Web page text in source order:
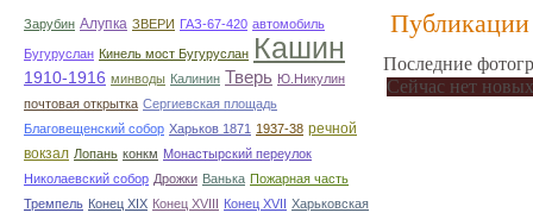
Зарубин Алупка ЗВЕРИ ГАЗ-67-420 автомобиль
Бугуруслан Кинель мост Бугуруслан Кашин
1910-1916 минводы Калинин Тверь Ю.Никулин
почтовая открытка Сергиевская площадь
Благовещенский собор Харьков 1871 1937-38 речной
вокзал Лопань конкм Монастырский переулок
Николаевский собор Дрожки Ванька Пожарная часть
Тремпель Конец XIX Конец XVIII Конец XVII Харьковская
Публикации
Последние
Сейчас нет